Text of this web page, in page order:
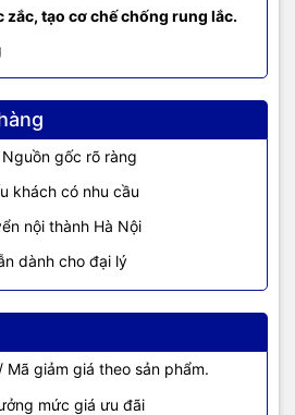
zắc, tạo cơ chế chống rung lắc.
gốc rõ ràng
khách có nhu cầu
nội thành Hà Nội
dành cho đại lý
giảm giá theo sản phẩm.
mức giá ưu đãi